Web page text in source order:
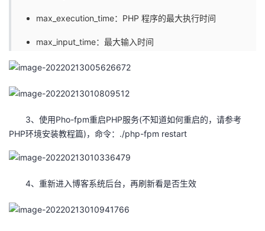
学
堂
我
课
程
的
认
我
的
我
持
我
的
术
支
我
云
声
max_execution_time：PHP 程序的最大执行时间
max_input_time：最大输入时间
3、使用Pho-fpm重启PHP服务(不知道如何重启的，请参考
PHP环境安装教程篇)，命令：./php-fpm restart
4、重新进入博客系统后台，再刷新看是否生效